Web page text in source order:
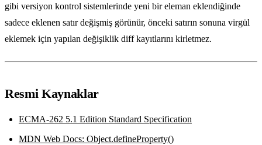
gibi versiyon kontrol sistemlerinde yeni bir eleman eklendiğinde
sadece eklenen satır değişmiş görünür, önceki satırın sonuna virgül
eklemek için yapılan değişiklik diff kayıtlarını kirletmez.
Resmi Kaynaklar
ECMA-262 5.1 Edition Standard Specification
MDN Web Docs: Object.defineProperty()